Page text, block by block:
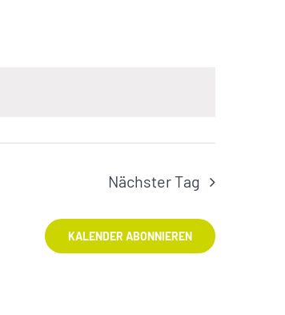
Nächster Tag
KALENDER ABONNIEREN